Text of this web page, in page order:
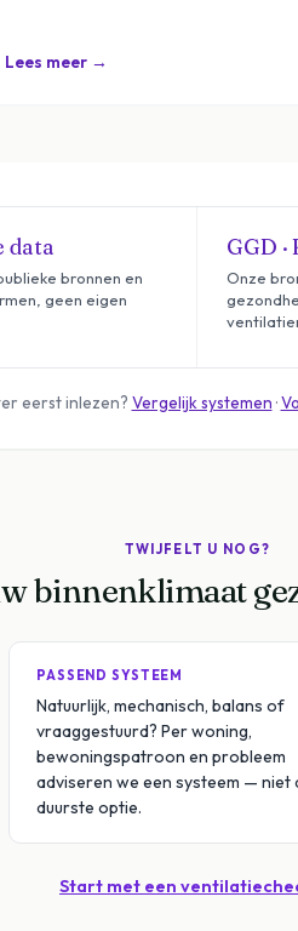
Lees meer →
data
bronnen en
geen eigen
GGD ·
Onze
eerst inlezen? Vergelijk systemen ·
TWIJFELT U NOG?
binnenklimaat
PASSEND SYSTEEM
Natuurlijk, mechanisch, balans of
vraaggestuurd? Per woning,
bewoningspatroon en probleem
adviseren we een systeem — niet
duurste optie.
Start met een